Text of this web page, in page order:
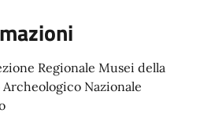
Regionale Musei della
Nazionale